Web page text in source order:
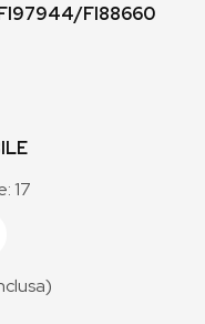
FI97944/FI88660
17